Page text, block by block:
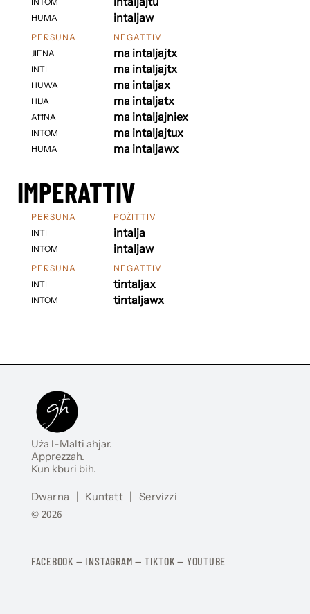
HUMA
intaljaw
PERSUNA
JIENA
INTI
HUWA
HIJA
AĦNA
INTOM
HUMA
NEGATTIV
ma intaljajtx
ma intaljajtx
ma intaljax
ma intaljatx
ma intaljajniex
ma intaljajtux
ma intaljawx
IMPERATTIV
PERSUNA
INTI
INTOM
POŻITTIV
intalja
intaljaw
PERSUNA
INTI
INTOM
NEGATTIV
tintaljax
tintaljawx
Uża l-Malti aħjar.
Apprezzah.
Kun kburi bih.
Dwarna | Kuntatt | Servizzi
© 2026
FACEBOOK — INSTAGRAM — TIKTOK — YOUTUBE